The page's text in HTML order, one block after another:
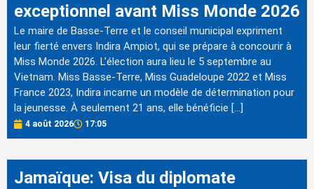
exceptionnel avant Miss Monde 2026
Le maire de Basse-Terre et le conseil municipal expriment
leur fierté envers Indira Ampiot, qui se prépare à concourir à
Miss Monde 2026. L'élection aura lieu le 5 septembre au
Vietnam. Miss Basse-Terre, Miss Guadeloupe 2022 et Miss
France 2023, Indira incarne un modèle de détermination pour
la jeunesse. À seulement 21 ans, elle bénéficie […]
4 août 2026 17:05
Jamaïque: Visa du diplomate